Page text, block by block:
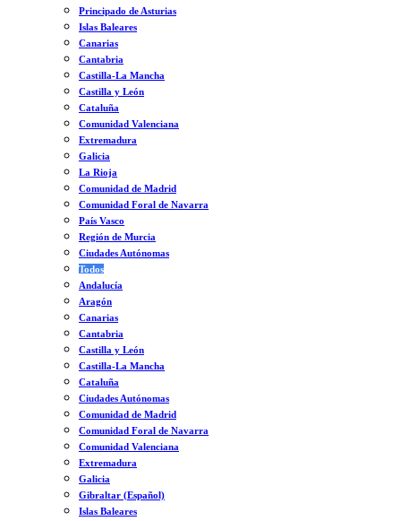
Principado de Asturias
Islas Baleares
Canarias
Cantabria
Castilla-La Mancha
Castilla y León
Cataluña
Comunidad Valenciana
Extremadura
Galicia
La Rioja
Comunidad de Madrid
Comunidad Foral de Navarra
País Vasco
Región de Murcia
Ciudades Autónomas
Todos
Andalucía
Aragón
Canarias
Cantabria
Castilla y León
Castilla-La Mancha
Cataluña
Ciudades Autónomas
Comunidad de Madrid
Comunidad Foral de Navarra
Comunidad Valenciana
Extremadura
Galicia
Gibraltar (Español)
Islas Baleares